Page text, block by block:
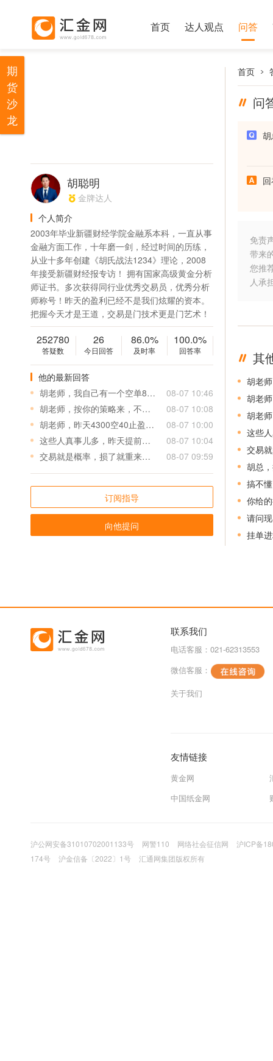
首页 达人观点 问答
胡聪明
金牌达人
个人简介
2003年毕业新疆财经学院金融系本科，一直从事
金融方面工作，十年磨一剑，经过时间的历练，
从业十多年创建《胡氏战法1234》理论，2008
年接受新疆财经报专访！ 拥有国家高级黄金分析
师证书。多次获得同行业优秀交易员，优秀分析
师称号！昨天的盈利已经不是我们炫耀的资本。
把握今天才是王道，交易是门技术更是门艺术！
252780
答疑数
26
今日回答
86.0%
及时率
100.0%
回答率
他的最新回答
胡老师，我自己有一个空单893.2在上期2610，扛单了，该怎么办？方便的话指导一下
08-07 10:46
胡老师，按你的策略来，不要被个别人影响
08-07 10:08
胡老师，昨天4300空40止盈，今天的挂单58空，给他等个25出来止盈☺️
08-07 10:00
这些人真事儿多，昨天提前给点位不要太轻松了
08-07 10:04
交易就是概率，损了就重来不损就耐心等利润
08-07 09:59
订阅指导
向他提问
首页
问
免责
带来
您推
人承
其
胡老
胡老
胡老
这些
交易
胡总
搞不懂
你给
请问
挂单
联系我们
电话客服：021-62313553
微信客服：
关于我们
友情链接
黄金网
中国纸金网
沪公网安备31010702001133号 网警110 网络社会征信网
沪ICP备
174号
沪金信备〔2022〕1号 汇通网集团版权所有
期
货
沙
龙